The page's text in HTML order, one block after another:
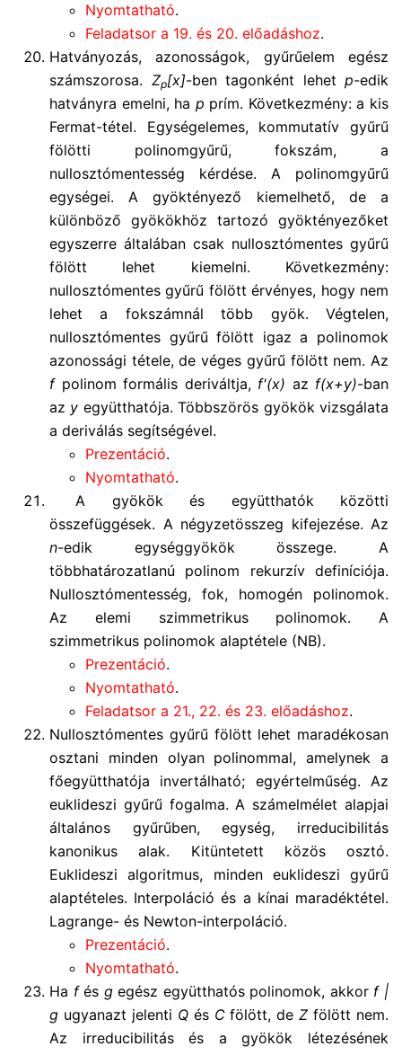
Nyomtatható.
Feladatsor a 19. és 20. előadáshoz.
Hatványozás, azonosságok, gyűrűelem egész
számszorosa. Zp[x]-ben tagonként lehet p-edik
hatványra emelni, ha p prím. Következmény: a kis
Fermat-tétel. Egységelemes, kommutatív gyűrű
fölötti polinomgyűrű, fokszám, a
nullosztómentesség kérdése. A polinomgyűrű
egységei. A gyöktényező kiemelhető, de a
különböző gyökökhöz tartozó gyöktényezőket
egyszerre általában csak nullosztómentes gyűrű
fölött lehet kiemelni. Következmény:
nullosztómentes gyűrű fölött érvényes, hogy nem
lehet a fokszámnál több gyök. Végtelen,
nullosztómentes gyűrű fölött igaz a polinomok
azonossági tétele, de véges gyűrű fölött nem. Az
fpolinom formális deriváltja, f'(x) az f(x+y)-ban
az y együtthatója. Többszörös gyökök vizsgálata
a deriválás segítségével.
Prezentáció.
Nyomtatható.
A gyökök és együtthatók közötti
összefüggések. A négyzetösszeg kifejezése. Az
n-edik egységgyökök összege. A
többhatározatlanú polinom rekurzív definíciója.
Nullosztómentesség, fok, homogén polinomok.
Az elemi szimmetrikus polinomok. A
szimmetrikus polinomok alaptétele (NB).
Prezentáció.
Nyomtatható.
Feladatsor a 21., 22. és 23. előadáshoz.
Nullosztómentes gyűrű fölött lehet maradékosan
osztani minden olyan polinommal, amelynek a
főegyütthatója invertálható; egyértelműség. Az
euklideszi gyűrű fogalma. A számelmélet alapjai
általános gyűrűben, egység, irreducibilitás
kanonikus alak. Kitüntetett közös osztó.
Euklideszi algoritmus, minden euklideszi gyűrű
alaptételes. Interpoláció és a kínai maradéktétel.
Lagrange- és Newton-interpoláció.
Prezentáció.
Nyomtatható.
Ha fés gegész együtthatós polinomok, akkor f |
g ugyanazt jelenti Qés Cfölött, deZ fölött nem.
Az irreducibilitás és a gyökök létezésének